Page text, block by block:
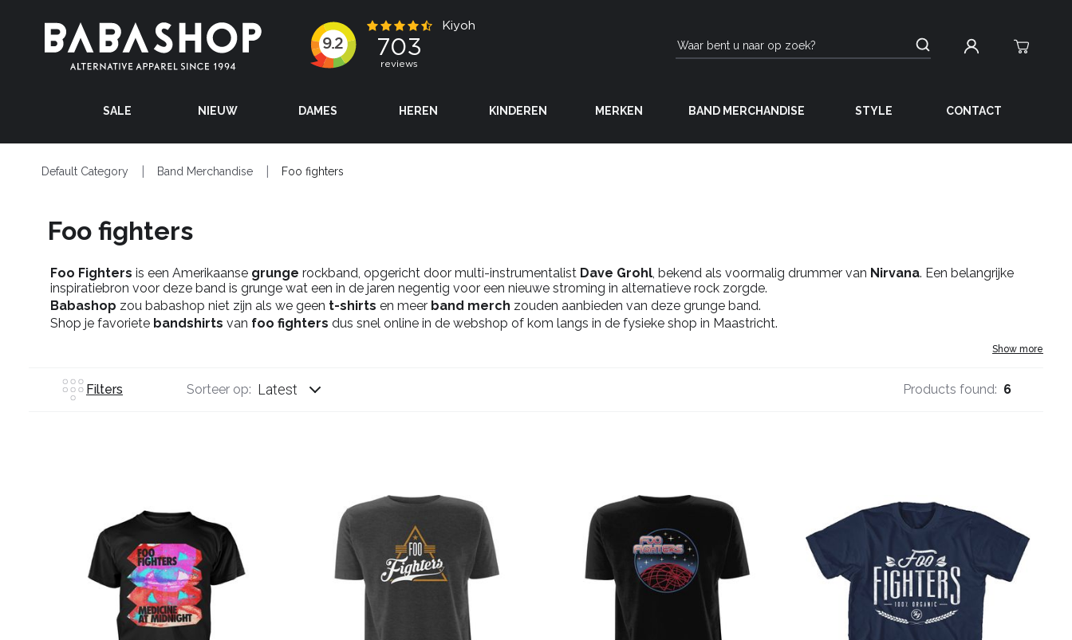
SALE NIEUW DAMES HEREN KINDEREN MERKEN BAND MERCHANDISE STYLE CONTACT
Default Category Band Merchandise Foo fighters
Foo fighters
Foo Fighters is een Amerikaanse grunge rockband, opgericht door multi-instrumentalist Dave Grohl, bekend als voormalig drummer van Nirvana. Een belangrijke
inspiratiebron voor deze band is grunge wat een in de jaren negentig voor een nieuwe stroming in alternatieve rock zorgde.
Babashop zou babashop niet zijn als we geen t-shirts en meer band merch zouden aanbieden van deze grunge band.
Shop je favoriete bandshirts van foo fighters dus snel online in de webshop of kom langs in de fysieke shop in Maastricht.
Show more
Filters Sorteer op: Latest Products found: 6